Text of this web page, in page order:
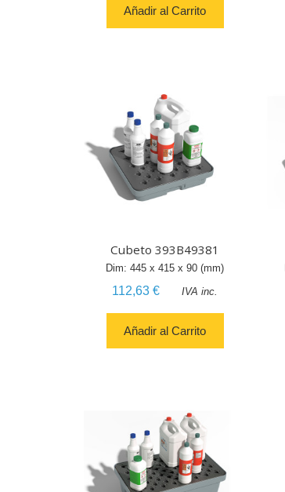
Añadir al Carrito
Cubeto 393B49381
Dim: 445 x 415 x 90 (mm)
112,63 € IVA inc.
Añadir al Carrito